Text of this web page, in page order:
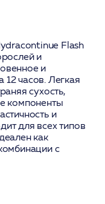
Flash
и
и
часов. Легкая
сухость,
компоненты
и
для всех типов
как
с